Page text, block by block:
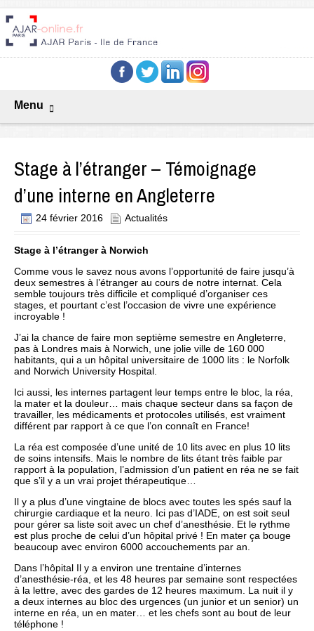
Menu
Stage à l’étranger – Témoignage
d’une interne en Angleterre
24 février 2016 Actualités
Stage à l’étranger à Norwich
Comme vous le savez nous avons l’opportunité de faire jusqu’à
deux semestres à l’étranger au cours de notre internat. Cela
semble toujours très difficile et compliqué d’organiser ces
stages, et pourtant c’est l’occasion de vivre une expérience
incroyable !
J’ai la chance de faire mon septième semestre en Angleterre,
pas à Londres mais à Norwich, une jolie ville de 160 000
habitants, qui a un hôpital universitaire de 1000 lits : le Norfolk
and Norwich University Hospital.
Ici aussi, les internes partagent leur temps entre le bloc, la réa,
la mater et la douleur… mais chaque secteur dans sa façon de
travailler, les médicaments et protocoles utilisés, est vraiment
différent par rapport à ce que l’on connaît en France!
La réa est composée d’une unité de 10 lits avec en plus 10 lits
de soins intensifs. Mais le nombre de lits étant très faible par
rapport à la population, l’admission d’un patient en réa ne se fait
que s’il y a un vrai projet thérapeutique…
Il y a plus d’une vingtaine de blocs avec toutes les spés sauf la
chirurgie cardiaque et la neuro. Ici pas d’IADE, on est soit seul
pour gérer sa liste soit avec un chef d’anesthésie. Et le rythme
est plus proche de celui d’un hôpital privé ! En mater ça bouge
beaucoup avec environ 6000 accouchements par an.
Dans l’hôpital Il y a environ une trentaine d’internes
d’anesthésie-réa, et les 48 heures par semaine sont respectées
à la lettre, avec des gardes de 12 heures maximum. La nuit il y
a deux internes au bloc des urgences (un junior et un senior) un
interne en réa, un en mater… et les chefs sont au bout de leur
téléphone !